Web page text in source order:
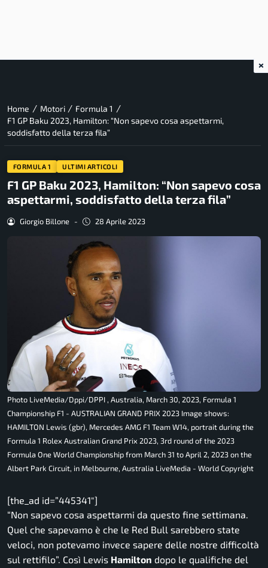
Home / Motori / Formula 1 /
F1 GP Baku 2023, Hamilton: “Non sapevo cosa aspettarmi,
soddisfatto della terza fila”
FORMULA 1 ULTIMI ARTICOLI
F1 GP Baku 2023, Hamilton: “Non sapevo cosa
aspettarmi, soddisfatto della terza fila”
Giorgio Billone - 28 Aprile 2023
Photo LiveMedia/Dppi/DPPI , Australia, March 30, 2023, Formula 1
Championship F1 - AUSTRALIAN GRAND PRIX 2023 Image shows:
HAMILTON Lewis (gbr), Mercedes AMG F1 Team W14, portrait during the
Formula 1 Rolex Australian Grand Prix 2023, 3rd round of the 2023
Formula One World Championship from March 31 to April 2, 2023 on the
Albert Park Circuit, in Melbourne, Australia LiveMedia - World Copyright
[the_ad id=”445341″]
“Non sapevo cosa aspettarmi da questo fine settimana.
Quel che sapevamo è che le Red Bull sarebbero state
veloci, non potevamo invece sapere delle nostre difficoltà
sul rettifilo”. Così Lewis Hamilton dopo le qualifiche del
×